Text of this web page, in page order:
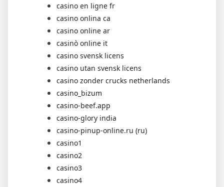
casino en ligne fr
casino onlina ca
casino online ar
casinò online it
casino svensk licens
casino utan svensk licens
casino zonder crucks netherlands
casino_bizum
casino-beef.app
casino-glory india
casino-pinup-online.ru (ru)
casino1
casino2
casino3
casino4